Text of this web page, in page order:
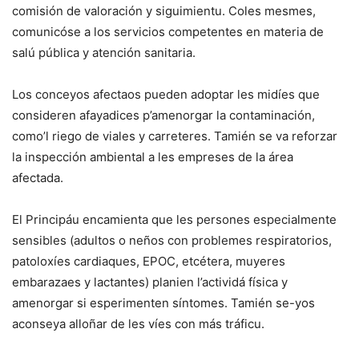
comisión de valoración y siguimientu. Coles mesmes,
comunicóse a los servicios competentes en materia de
salú pública y atención sanitaria.
Los conceyos afectaos pueden adoptar les midíes que
consideren afayadices p’amenorgar la contaminación,
como’l riego de viales y carreteres. Tamién se va reforzar
la inspección ambiental a les empreses de la área
afectada.
El Principáu encamienta que les persones especialmente
sensibles (adultos o neños con problemes respiratorios,
patoloxíes cardiaques, EPOC, etcétera, muyeres
embarazaes y lactantes) planien l’actividá física y
amenorgar si esperimenten síntomes. Tamién se-yos
aconseya alloñar de les víes con más tráficu.